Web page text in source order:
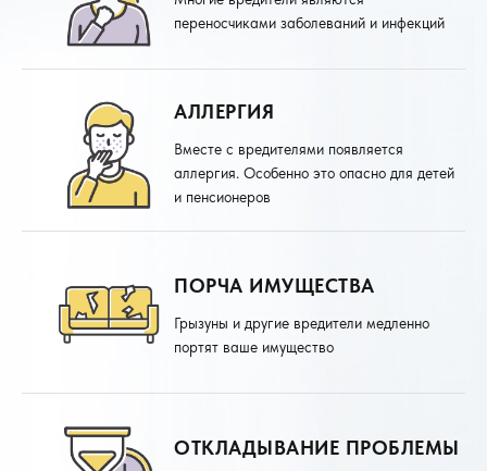
переносчиками заболеваний и инфекций
АЛЛЕРГИЯ
Вместе с вредителями появляется
аллергия. Особенно это опасно для детей
и пенсионеров
ПОРЧА ИМУЩЕСТВА
Грызуны и другие вредители медленно
портят ваше имущество
ОТКЛАДЫВАНИЕ ПРОБЛЕМЫ